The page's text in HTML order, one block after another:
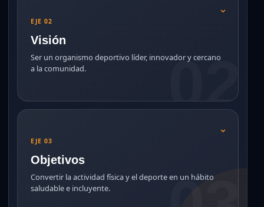
EJE 02
Visión
Ser un organismo deportivo líder, innovador y cercano
a la comunidad.
⌄
EJE 03
Objetivos
Convertir la actividad física y el deporte en un hábito
saludable e incluyente.
⌄